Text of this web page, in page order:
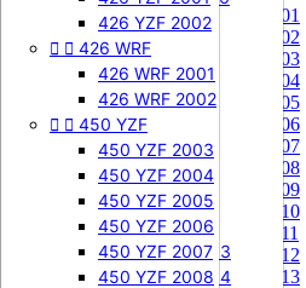
505 SXF
505 SXF 2007
505 SXF 2008
525 SXF
525 SXF 2003
525 SXF 2004
525 SXF 2005
525 SXF 2006
525 EXC-F
525 EXC-F 2003
525 EXC-F 2004
426 YZF 2002
  426 WRF
426 WRF 2001
426 WRF 2002
  450 YZF
450 YZF 2003
450 YZF 2004
450 YZF 2005
450 YZF 2006
450 YZF 2007
450 YZF 2008
85 KX 2001
85 KX 2002
85 KX 2003
85 KX 2004
85 KX 2005
85 KX 2006
85 KX 2007
85 KX 2008
85 KX 2009
85 KX 2010
85 KX 2011
85 KX 2012
85 KX 2013